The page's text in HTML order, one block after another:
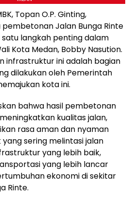
Topan O.P. Ginting,
Jalan Bunga Rinte
langkah penting dalam
Kota Medan, Bobby Nasution.
infrastruktur ini adalah bagian
dilakukan oleh Pemerintah
kota ini.
bahwa hasil pembetonan
kualitas jalan,
rasa aman dan nyaman
sering melintasi jalan
yang lebih baik,
yang lebih lancar
ekonomi di sekitar
Rinte.